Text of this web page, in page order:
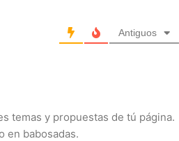
Antiguos
temas y propuestas de tú página.
en babosadas.